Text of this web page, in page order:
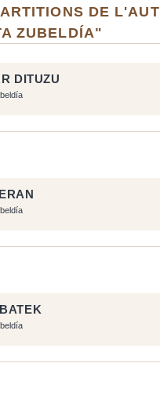
DE
ZUBELDÍA"
DITUZU